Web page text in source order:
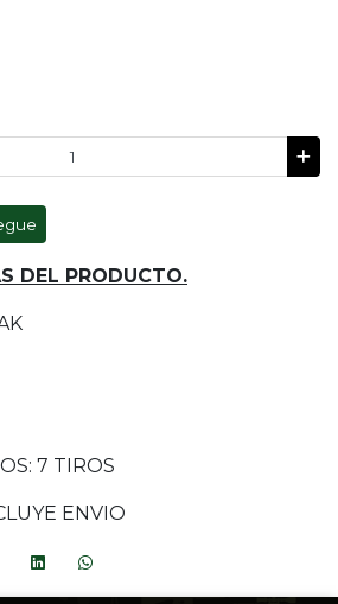
DEL PRODUCTO.
7 TIROS
ENVIO